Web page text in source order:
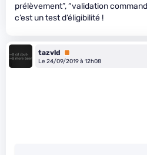
prélèvement”, “validation
c’est un test d’éligibilité !
tazvld
Premium
Le 24/09/2019 à 12h08